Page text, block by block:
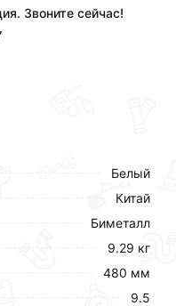
Белый
Китай
Биметалл
9.29 кг
480 мм
9.5
Звоните сейчас!